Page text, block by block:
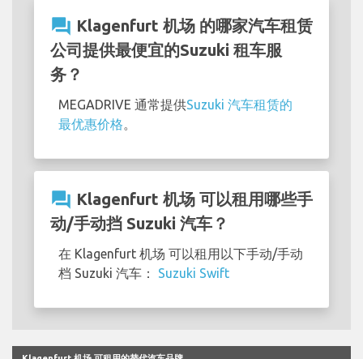
question_answer Klagenfurt 机场 的哪家汽车租赁
公司提供最便宜的Suzuki 租车服
务？
MEGADRIVE 通常提供Suzuki 汽车租赁的
最优惠价格
question_answer Klagenfurt 机场 可以租用哪些手
动/手动挡 Suzuki 汽车？
在 Klagenfurt 机场 可以租用以下手动/手动
档 Suzuki 汽车： Suzuki Swift